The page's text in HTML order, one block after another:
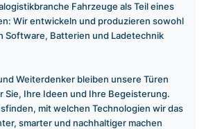
Fahrzeuge als Teil eines
Wir entwickeln und produzieren sowohl
Software, Batterien und Ladetechnik
Weiterdenker bleiben unsere Türen
Sie, Ihre Ideen und Ihre Begeisterung.
mit welchen Technologien wir das
smarter und nachhaltiger machen